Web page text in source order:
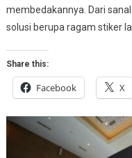
membedakannya. Dari
solusi berupa ragam stiker
Share this:
Facebook X